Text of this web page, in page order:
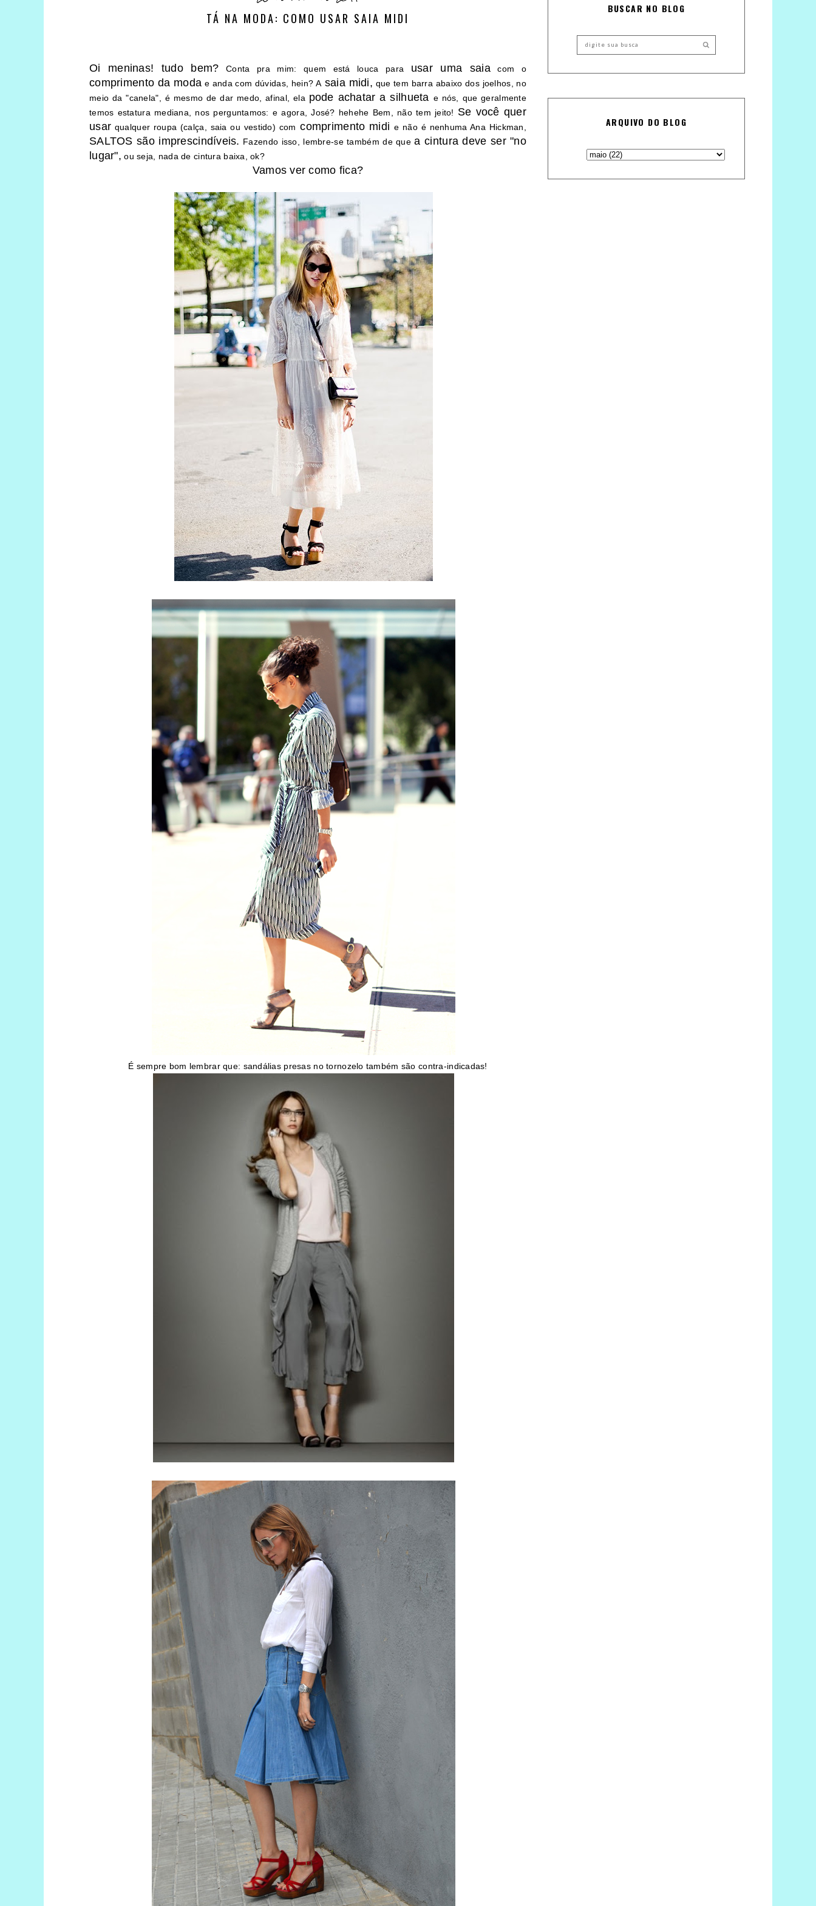
TÁ NA MODA: COMO USAR SAIA MIDI
Oi meninas! tudo bem? Conta pra mim: quem está louca para usar uma saiacom o
comprimento da moda e anda com dúvidas, hein? A saia midi, que tem barra abaixo dos joelhos, no
meio da "canela", é mesmo de dar medo, afinal, ela pode achatar a silhueta e nós, que geralmente
temos estatura mediana, nos perguntamos: e agora, José? hehehe Bem, não tem jeito! Se você quer
usar qualquer roupa (calça, saia ou vestido) com comprimento midi e não é nenhuma Ana Hickman,
SALTOS são imprescindíveis. Fazendo isso, lembre-se também de quea cintura deve ser "no
lugar", ou seja, nada de cintura baixa, ok?
Vamos ver como fica?
É sempre bom lembrar que: sandálias presas no tornozelo também são contra-indicadas!
BUSCAR NO BLOG
ARQUIVO DO BLOG